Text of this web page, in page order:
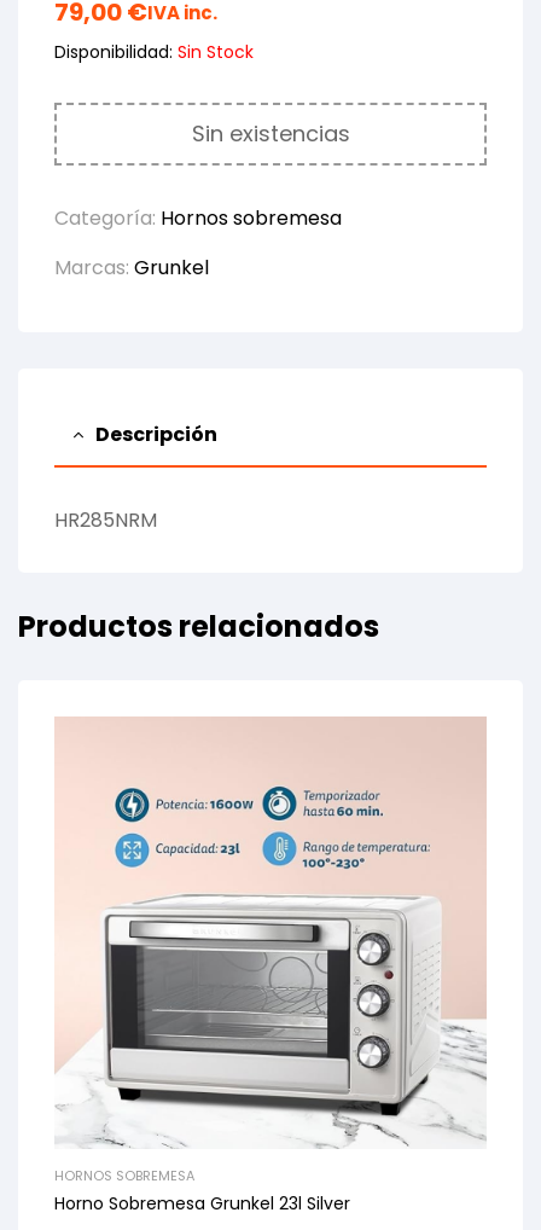
79,00€IVA inc.
Disponibilidad: Sin Stock
Sin existencias
Categoría: Hornos sobremesa
Marcas: Grunkel
Descripción
HR285NRM
Productos relacionados
HORNOS SOBREMESA
Horno Sobremesa Grunkel 23l Silver